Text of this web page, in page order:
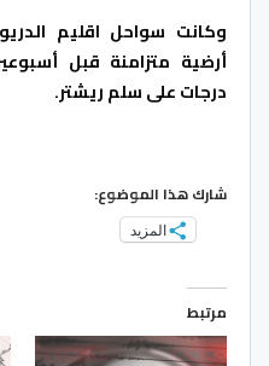
وكانت سواحل اقليم
درجات على سلم ريشتر.
شارك هذا الموضوع:
المزيد
مرتبط